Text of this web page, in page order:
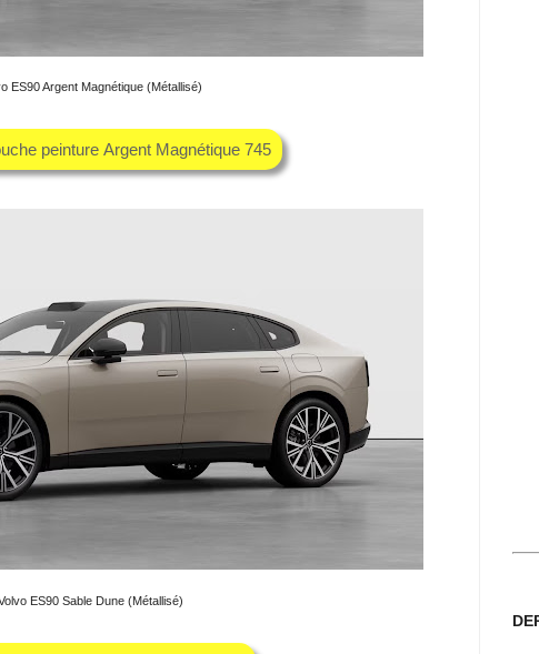
ES90 Argent Magnétique (Métallisé)
peinture Argent Magnétique 745
ES90 Sable Dune (Métallisé)